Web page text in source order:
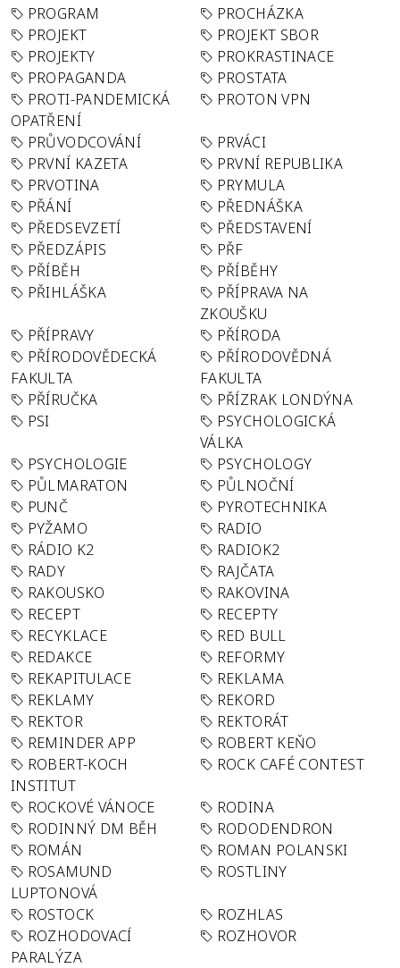
PROGRAM
PROCHÁZKA
PROJEKT
PROJEKT SBOR
PROJEKTY
PROKRASTINACE
PROPAGANDA
PROSTATA
PROTI-PANDEMICKÁ
OPATŘENÍ
PROTON VPN
PRŮVODCOVÁNÍ
PRVÁCI
PRVNÍ KAZETA
PRVNÍ REPUBLIKA
PRVOTINA
PRYMULA
PŘÁNÍ
PŘEDNÁŠKA
PŘEDSEVZETÍ
PŘEDSTAVENÍ
PŘEDZÁPIS
PŘF
PŘÍBĚH
PŘÍBĚHY
PŘIHLÁŠKA
PŘÍPRAVA NA
ZKOUŠKU
PŘÍPRAVY
PŘÍRODA
PŘÍRODOVĚDECKÁ
FAKULTA
PŘÍRODOVĚDNÁ
FAKULTA
PŘÍRUČKA
PŘÍZRAK LONDÝNA
PSI
PSYCHOLOGICKÁ
VÁLKA
PSYCHOLOGIE
PSYCHOLOGY
PŮLMARATON
PŮLNOČNÍ
PUNČ
PYROTECHNIKA
PYŽAMO
RADIO
RÁDIO K2
RADIOK2
RADY
RAJČATA
RAKOUSKO
RAKOVINA
RECEPT
RECEPTY
RECYKLACE
RED BULL
REDAKCE
REFORMY
REKAPITULACE
REKLAMA
REKLAMY
REKORD
REKTOR
REKTORÁT
REMINDER APP
ROBERT KEŇO
ROBERT-KOCH
INSTITUT
ROCK CAFÉ CONTEST
ROCKOVÉ VÁNOCE
RODINA
RODINNÝ DM BĚH
RODODENDRON
ROMÁN
ROMAN POLANSKI
ROSAMUND
LUPTONOVÁ
ROSTLINY
ROSTOCK
ROZHLAS
ROZHODOVACÍ
PARALÝZA
ROZHOVOR